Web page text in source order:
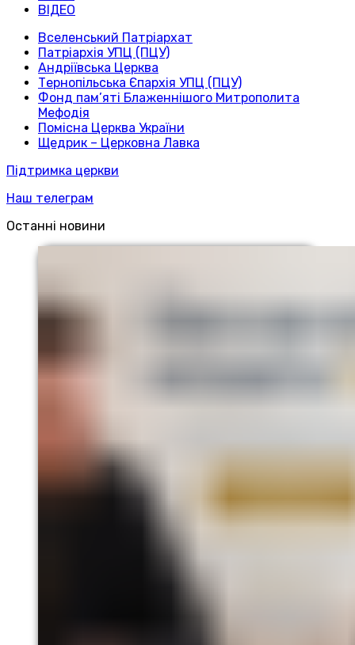
ВІДЕО
Вселенський Патріархат
Патріархія УПЦ (ПЦУ)
Андріївська Церква
Тернопільська Єпархія УПЦ (ПЦУ)
Фонд пам’яті Блаженнішого Митрополита
Мефодія
Помісна Церква України
Щедрик – Церковна Лавка
Підтримка церкви
Наш телеграм
Останні новини